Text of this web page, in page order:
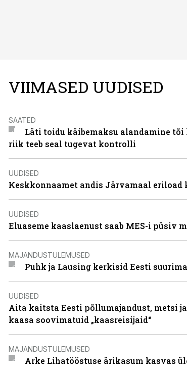
VIIMASED UUDISED
SAATED
Läti toidu käibemaksu alandamine
riik teeb seal tugevat kontrolli
UUDISED
Keskkonnaamet andis Järvamaal
UUDISED
Eluaseme kaaslaenust saab MES-i püsiv
MAJANDUSTULEMUSED
Puhk ja Lausing kerkisid Eesti
UUDISED
Aita kaitsta Eesti põllumajandust, metsi
kaasa soovimatuid „kaasreisijaid“
MAJANDUSTULEMUSED
Arke Lihatööstuse ärikasum kasvas